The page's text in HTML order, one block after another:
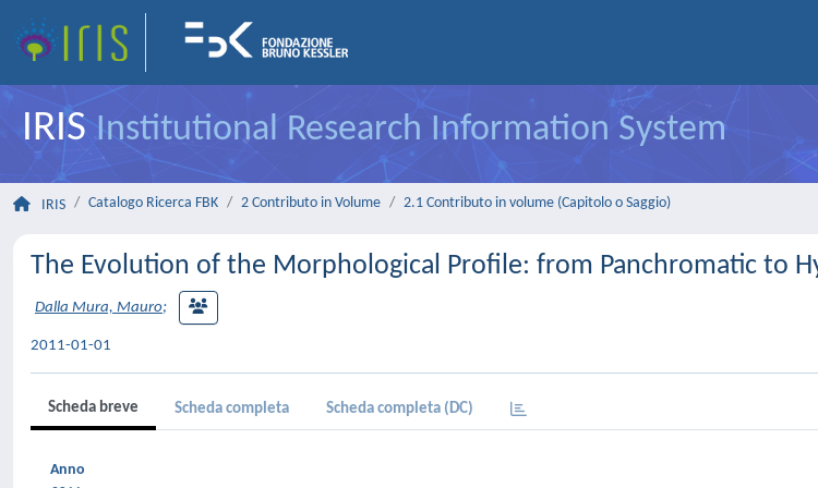
IRISInstitutional Research Information System
IRIS Catalogo Ricerca FBK 2 Contributo in Volume 2.1 Contributo in volume (Capitolo o Saggio)
The Evolution of the Morphological Profile: from Panchromatic to
Dalla Mura, Mauro;
2011-01-01
Scheda breve Scheda completa Scheda completa (DC)
Anno